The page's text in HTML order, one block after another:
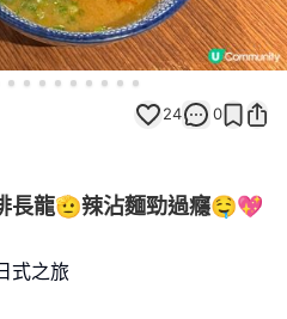
24 0
長龍🫡辣沾麵勁過癮🤤💖
式之旅